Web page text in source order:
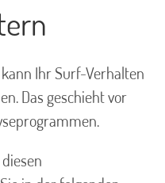
Ihr Surf-Verhalten
Das geschieht vor